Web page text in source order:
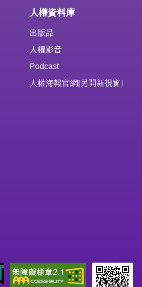
人權資料庫
出版品
人權影音
Podcast
人權海報官網[另開新視窗]